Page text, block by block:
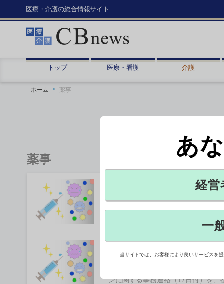
医療・介護の総合情報サイト
トップ 医療・看護 介護
ホーム 薬事
薬事
解凍後のワクチン、一部自
厚生労働省健康局健康課予防接種室
を、都道府県、市町村、特別区の衛
アストラゼネカ社ワクチン
ンに関する事務連絡（17日付）を、
あ
経営
一
当サイトでは、お客様により良いサービスを